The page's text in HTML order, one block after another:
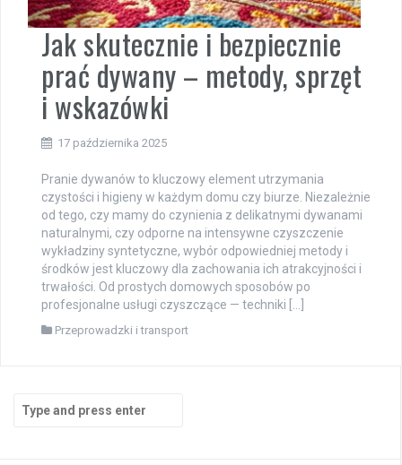
Jak skutecznie i bezpiecznie
prać dywany – metody, sprzęt
i wskazówki
17 października 2025
Pranie dywanów to kluczowy element utrzymania
czystości i higieny w każdym domu czy biurze. Niezależnie
od tego, czy mamy do czynienia z delikatnymi dywanami
naturalnymi, czy odporne na intensywne czyszczenie
wykładziny syntetyczne, wybór odpowiedniej metody i
środków jest kluczowy dla zachowania ich atrakcyjności i
trwałości. Od prostych domowych sposobów po
profesjonalne usługi czyszczące — techniki […]
Przeprowadzki i transport
for: